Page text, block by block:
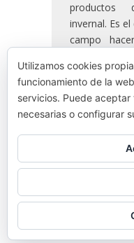
productos
invernal. Es
campo
ciudades
mejores
las ferias.
READ
Utilizamos cookies
funcionamiento de la
servicios. Puede
necesarias o configurar